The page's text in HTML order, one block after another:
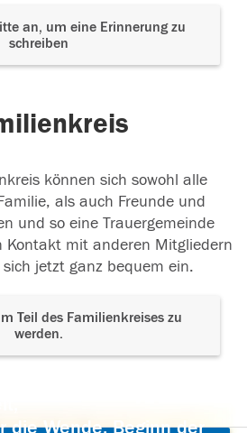
an, um eine Erinnerung zu
schreiben
können sich sowohl alle
als auch Freunde und
und so eine Trauergemeinde
Kontakt mit anderen Mitgliedern
jetzt ganz bequem ein.
Teil des Familienkreises zu
werden.
die Wende, Beginn der